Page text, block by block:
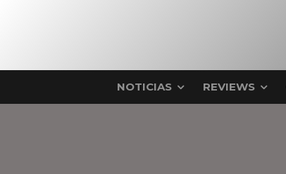
NOTICIAS REVIEWS